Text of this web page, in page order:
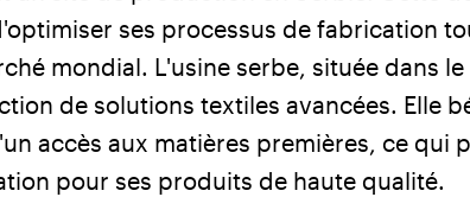
ses processus de fabrication
mondial. L'usine serbe, située dans
de solutions textiles avancées. Elle
accès aux matières premières, ce qui
pour ses produits de haute qualité.